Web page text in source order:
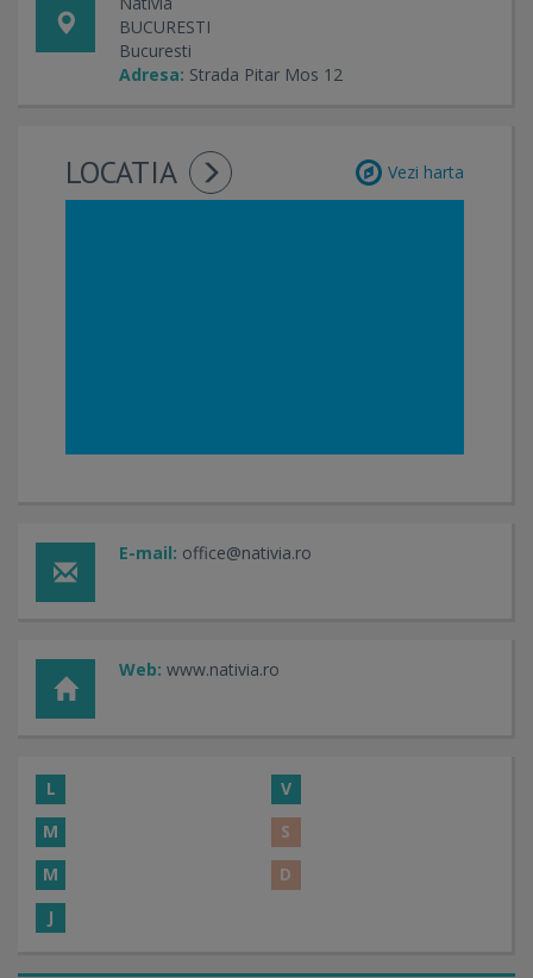
BUCURESTI
Bucuresti
Adresa: Strada Pitar Mos 12
LOCATIA Vezi harta
E-mail: office@nativia.ro
Web: www.nativia.ro
L
V
M
S
M
D
J